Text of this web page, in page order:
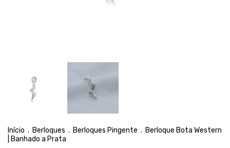
Início . Berloques . Berloques Pingente . Berloque Bota Western
| Banhado a Prata